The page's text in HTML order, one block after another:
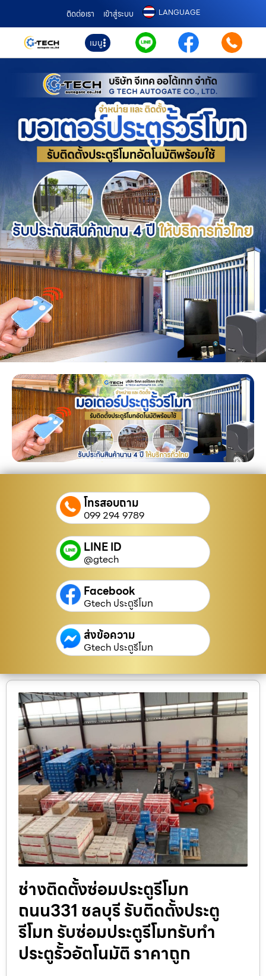
ติดต่อเรา เข้าสู่ระบบ LANGUAGE
เมนู
โทรสอบถาม
099 294 9789
LINE ID
@gtech
Facebook
Gtech ประตูรีโมท
ส่งข้อความ
Gtech ประตูรีโมท
ช่างติดตั้งซ่อมประตูรีโมท
ถนน331 ชลบุรี รับติดตั้งประตู
รีโมท รับซ่อมประตูรีโมทรับทำ
ประตูรั้วอัตโนมัติ ราคาถูก